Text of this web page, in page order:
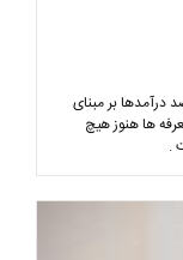
به اینکه در بخش خصوصی 70 تا 80 درصد درآمدها بر مبنای
ها هنوز هیچ
.